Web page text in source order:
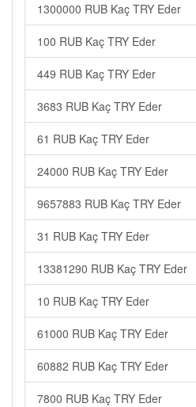
1300000 RUB Kaç TRY Eder
100 RUB Kaç TRY Eder
449 RUB Kaç TRY Eder
3683 RUB Kaç TRY Eder
61 RUB Kaç TRY Eder
24000 RUB Kaç TRY Eder
9657883 RUB Kaç TRY Eder
31 RUB Kaç TRY Eder
13381290 RUB Kaç TRY Eder
10 RUB Kaç TRY Eder
61000 RUB Kaç TRY Eder
60882 RUB Kaç TRY Eder
7800 RUB Kaç TRY Eder